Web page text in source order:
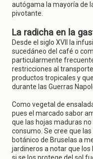
autógama la mayoría de
pivotante.
La radicha en la
Desde el siglo XVII la
sucedáneo del café o
particularmente
restricciones al
productos tropicales y
durante las Guerras
Como vegetal de
pues el marcado sabor
que las hojas maduras
consumo. Se cree que
botánico de Bruselas a
jardineros a notar que